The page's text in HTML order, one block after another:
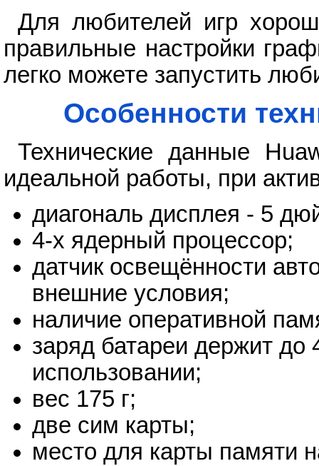
Для любителей игр
правильные настройки
легко можете запустить
Особенности
Технические данные
идеальной работы, при
диагональ дисплея - 5
4-х ядерный процессор;
датчик освещённости
внешние условия;
наличие оперативной
заряд батареи держит до
использовании;
вес 175 г;
две сим карты;
место для карты памяти